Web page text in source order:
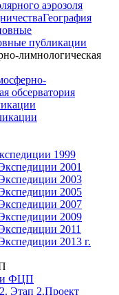
аэрозоля
География
публикации
лимнологическая
обсерватория
1999
2001
2003
2005
2007
2009
2011
2013 г.
ФЦП
Этап 2.Проект